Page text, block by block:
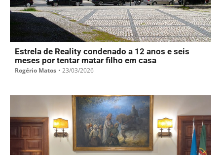
Estrela de Reality condenado a 12 anos e seis
meses por tentar matar filho em casa
Rogério Matos • 23/03/2026